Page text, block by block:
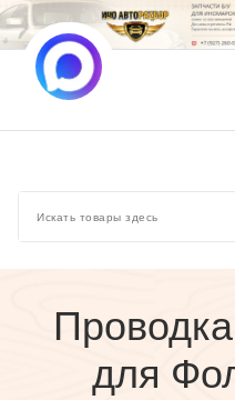
Перейти
к
содержимому
для